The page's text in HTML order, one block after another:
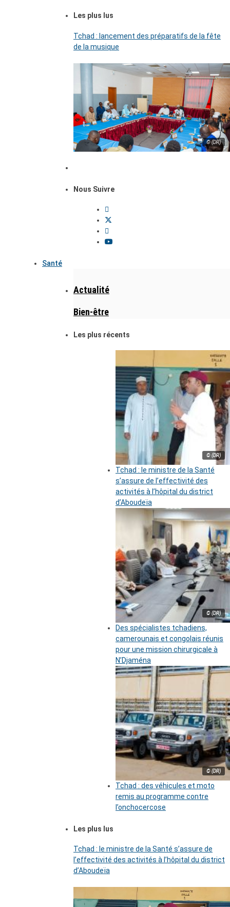
Les plus lus
Tchad : lancement des préparatifs de la fête
de la musique
© (DR)
Nous Suivre
Santé
Actualité
Bien-être
Les plus récents
© (DR)
Tchad : le ministre de la Santé
s’assure de l’effectivité des
activités à l’hôpital du district
d’Aboudeïa
© (DR)
Des spécialistes tchadiens,
camerounais et congolais réunis
pour une mission chirurgicale à
N’Djaména
© (DR)
Tchad : des véhicules et moto
remis au programme contre
l’onchocercose
Les plus lus
Tchad : le ministre de la Santé s’assure de
l’effectivité des activités à l’hôpital du district
d’Aboudeïa